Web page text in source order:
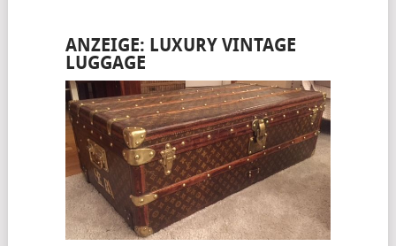
ANZEIGE: LUXURY VINTAGE
LUGGAGE